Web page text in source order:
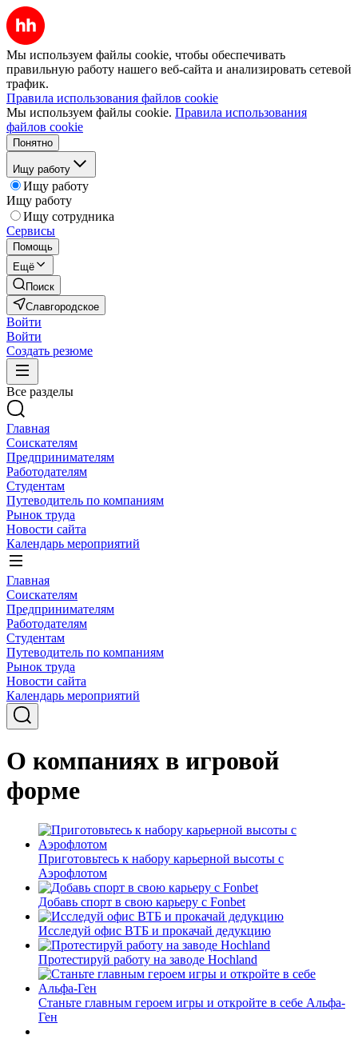
Мы используем файлы cookie, чтобы обеспечивать
правильную работу нашего веб-сайта и анализировать сетевой
трафик.
Правила использования файлов cookie
Мы используем файлы cookie. Правила использования
файлов cookie
Понятно
Ищу работу
Ищу работу
Ищу работу
Ищу сотрудника
Сервисы
Помощь
Ещё
Поиск
Славгородское
Войти
Войти
Создать резюме
Все разделы
Главная
Соискателям
Предпринимателям
Работодателям
Студентам
Путеводитель по компаниям
Рынок труда
Новости сайта
Календарь мероприятий
Главная
Соискателям
Предпринимателям
Работодателям
Студентам
Путеводитель по компаниям
Рынок труда
Новости сайта
Календарь мероприятий
О компаниях в игровой
форме
Приготовьтесь к набору карьерной высоты с
Аэрофлотом
Добавь спорт в свою карьеру с Fonbet
Исследуй офис ВТБ и прокачай дедукцию
Протестируй работу на заводе Hochland
Станьте главным героем игры и откройте в себе Альфа-
Ген